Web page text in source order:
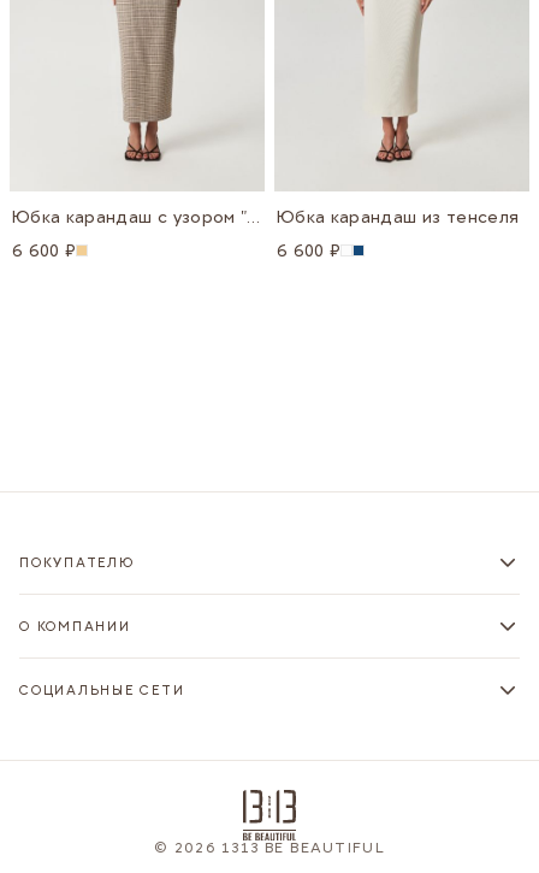
Юбка карандаш с узором "клетка"
6 600 ₽
Юбка карандаш из тенселя
6 600 ₽
ПОКУПАТЕЛЮ
О КОМПАНИИ
СОЦИАЛЬНЫЕ СЕТИ
© 2026 1313 BE BEAUTIFUL